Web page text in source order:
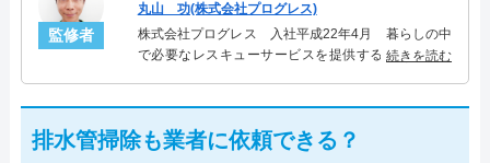
監修者
丸山 功(株式会社プログレス)
株式会社プログレス 入社平成22年4月 暮らしの中
で必要なレスキューサービスを提供する株式会社プ
シャリスト。
続きを読む
排水管掃除も業者に依頼できる？